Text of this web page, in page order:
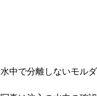
水中で分離しないモル